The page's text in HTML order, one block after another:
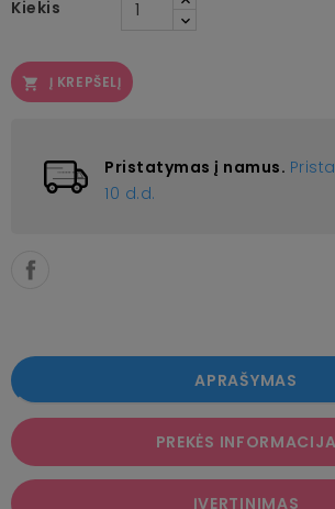
Kiekis
 Į KREPŠELĮ
Pristatymas į namus.
10 d.d.
APRAŠYMAS
PREKĖS INFORMACIJA
ĮVERTINIMAS